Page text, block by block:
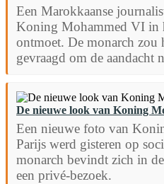
Een Marokkaanse
Koning Mohammed VI in
ontmoet. De monarch zou
gevraagd om de aandacht
De nieuwe look van Koning
Een nieuwe foto van
Parijs werd gisteren op
monarch bevindt zich in
een privé-bezoek.